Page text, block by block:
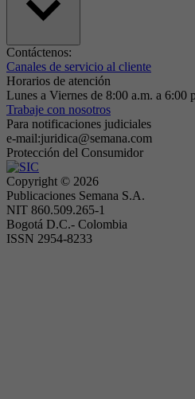
Contáctenos:
Canales de servicio al cliente
Horarios de atención
Lunes a Viernes de 8:00 a.m. a 6:00
Trabaje con nosotros
Para notificaciones judiciales
e-mail:juridica@semana.com
Protección del Consumidor
Copyright © 2026
Publicaciones Semana S.A.
NIT 860.509.265-1
Bogotá D.C.- Colombia
ISSN 2954-8233